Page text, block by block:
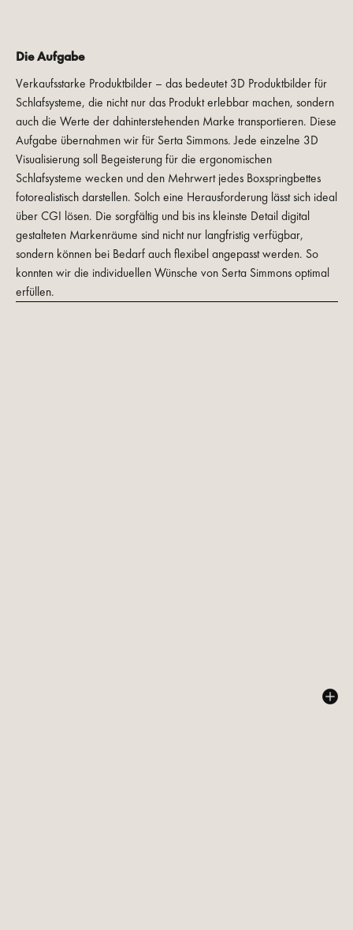
Die Aufgabe
Verkaufsstarke Produktbilder – das bedeutet 3D Produktbilder für
Schlafsysteme, die nicht nur das Produkt erlebbar machen, sondern
auch die Werte der dahinterstehenden Marke transportieren. Diese
Aufgabe übernahmen wir für Serta Simmons. Jede einzelne 3D
Visualisierung soll Begeisterung für die ergonomischen
Schlafsysteme wecken und den Mehrwert jedes Boxspringbettes
fotorealistisch darstellen. Solch eine Herausforderung lässt sich ideal
über CGI lösen. Die sorgfältig und bis ins kleinste Detail digital
gestalteten Markenräume sind nicht nur langfristig verfügbar,
sondern können bei Bedarf auch flexibel angepasst werden. So
konnten wir die individuellen Wünsche von Serta Simmons optimal
erfüllen.